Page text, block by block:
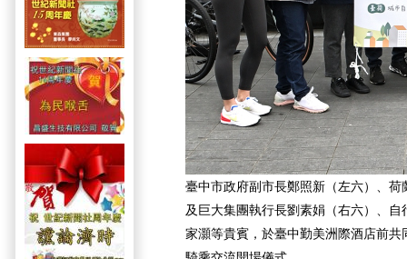
臺中市政府副市長鄭照新（左六）、
及巨大集團執行長劉素娟（右六）、
家灝等貴賓，於臺中勤美洲際酒店前